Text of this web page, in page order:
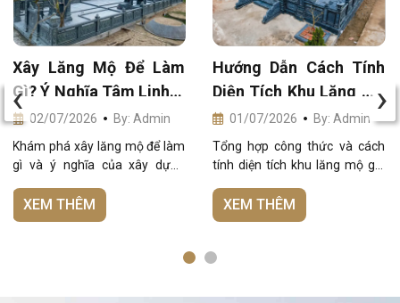
Xây Lăng Mộ Để Làm
Gì? Ý Nghĩa Tâm Linh &
Phong Thủy Sâu Sắc
02/07/2026
By: Admin
Khám phá xây lăng mộ để làm
gì và ý nghĩa của xây dựng
Mỹ Nghệ Đức Sự giúp gia chủ
kiến tạo công trình tâm linh
XEM THÊM
Hướng Dẫn Cách Tính
Diện Tích Khu Lăng Mộ
Gia Đình Chuẩn Phong
Thủy
01/07/2026
By: Admin
Tổng hợp công thức và cách
tính diện tích khu lăng mộ gia
ngay bài viết để lập kế hoạch
xây dựng khu lăng mộ tối ưu
XEM THÊM
‹ ›